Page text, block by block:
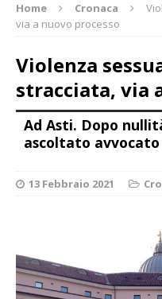
Home Cronaca
via a nuovo processo
Violenza
stracciata, via
Ad Asti. Dopo
ascoltato
13 Febbraio 2021